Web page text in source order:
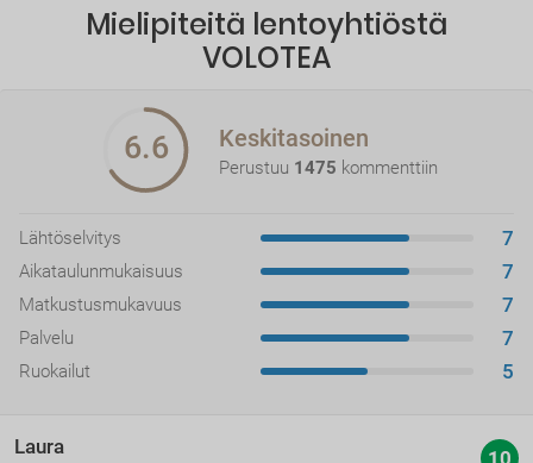
Mielipiteitä lentoyhtiöstä
VOLOTEA
6.6 Keskitasoinen
Perustuu 1475 kommenttiin
Lähtöselvitys 7
Aikataulunmukaisuus 7
Matkustusmukavuus 7
Palvelu 7
Ruokailut 5
Laura 10